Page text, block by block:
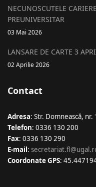
NECUNOSCUTELE
PREUNIVERSITAR
03 Mai 2026
LANSARE DE CARTE 3
02 Aprilie 2026
Contact
Adresa: Str. Domnească,
Telefon: 0336 130 200
Fax: 0336 130 290
E-mail:
Coordonate GPS: